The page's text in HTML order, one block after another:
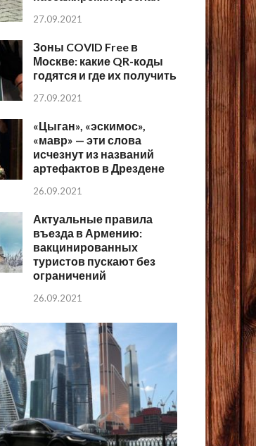
27.09.2021
Зоны COVID Free в
Москве: какие QR-коды
годятся и где их получить
27.09.2021
«Цыган», «эскимос»,
«мавр» — эти слова
исчезнут из названий
артефактов в Дрездене
26.09.2021
Актуальные правила
въезда в Армению:
вакцинированных
туристов пускают без
ограничений
26.09.2021